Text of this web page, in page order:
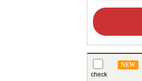
check
NEW